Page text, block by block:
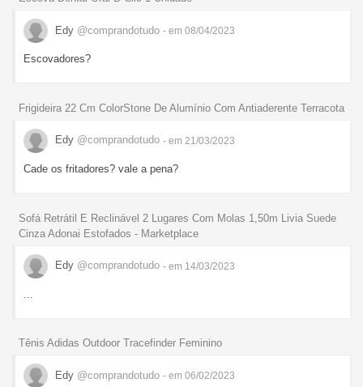
Edy @comprandotudo - em 08/04/2023
Escovadores?
Frigideira 22 Cm ColorStone De Alumínio Com Antiaderente Terracota
Edy @comprandotudo - em 21/03/2023
Cade os fritadores? vale a pena?
Sofá Retrátil E Reclinável 2 Lugares Com Molas 1,50m Livia Suede
Cinza Adonai Estofados - Marketplace
Edy @comprandotudo - em 14/03/2023
Tênis Adidas Outdoor Tracefinder Feminino
Edy @comprandotudo - em 06/02/2023